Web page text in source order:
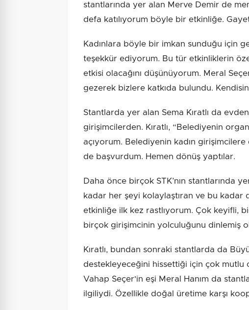
stantlarında yer alan Merve Demir de
defa katılıyorum böyle bir etkinliğe.
Kadınlara böyle bir imkan sunduğu için
teşekkür ediyorum. Bu tür etkinliklerin
etkisi olacağını düşünüyorum. Meral
gezerek bizlere katkıda bulundu.
Stantlarda yer alan Sema Kıratlı da
girişimcilerden. Kıratlı, “Belediyenin
açıyorum. Belediyenin kadın
de başvurdum. Hemen dönüş yaptılar.
Daha önce birçok STK’nın stantlarında
kadar her şeyi kolaylaştıran ve bu
etkinliğe ilk kez rastlıyorum. Çok keyifli,
birçok girişimcinin yolculuğunu dinlemiş
Kıratlı, bundan sonraki stantlarda da
destekleyeceğini hissettiği için çok mutlu
Vahap Seçer'in eşi Meral Hanım da
ilgiliydi. Özellikle doğal üretime karşı